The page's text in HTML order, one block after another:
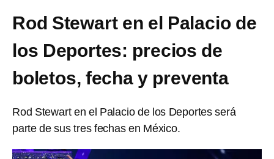
Rod Stewart en el Palacio de
los Deportes: precios de
boletos, fecha y preventa
Rod Stewart en el Palacio de los Deportes será
parte de sus tres fechas en México.